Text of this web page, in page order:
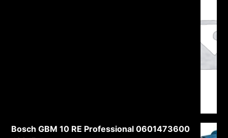
Bosch GBM 10 RE Professional 0601473600